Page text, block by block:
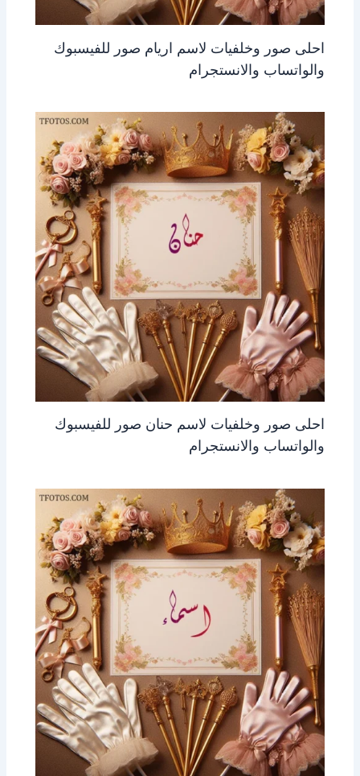
احلى صور وخلفيات لاسم اريام صور للفيسبوك
والواتساب والانستجرام
احلى صور وخلفيات لاسم حنان صور للفيسبوك
والواتساب والانستجرام